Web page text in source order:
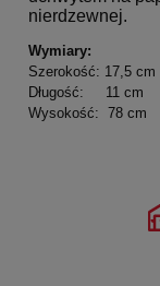
nierdzewnej.
Wymiary:
Szerokość: 17,5 cm
Długość: 11 cm
Wysokość: 78 cm